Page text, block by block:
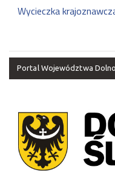
Wycieczka
Portal Województwa